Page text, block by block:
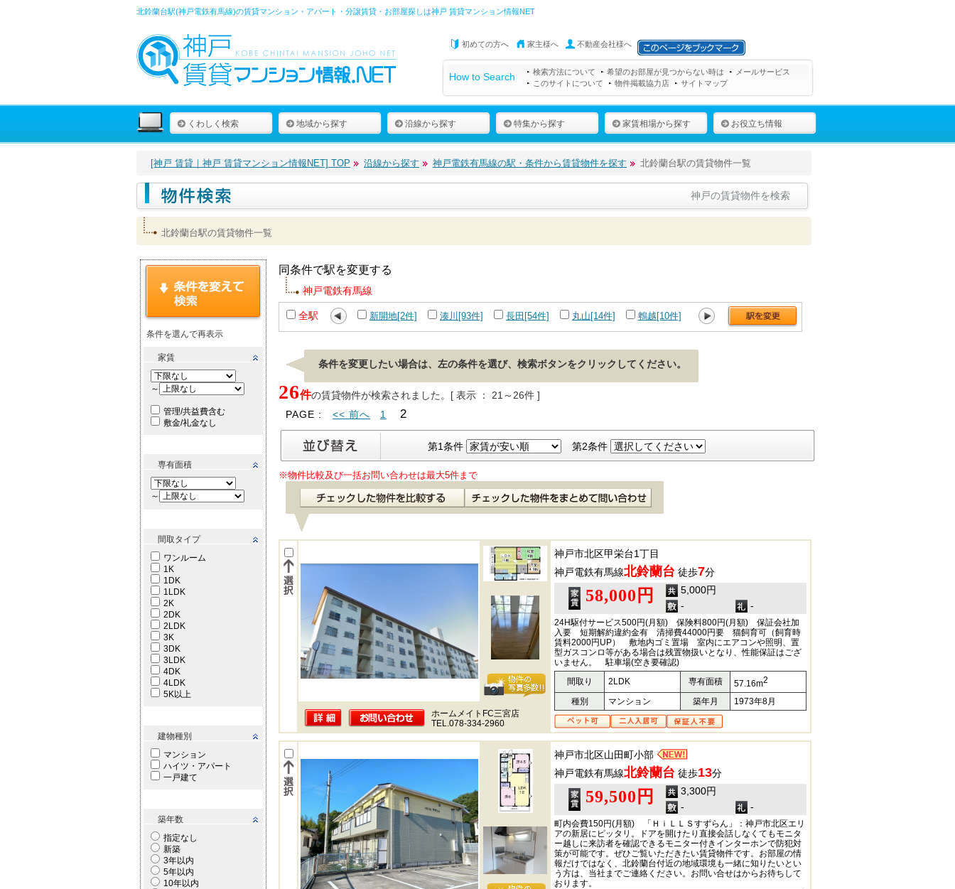
北鈴蘭台駅(神戸電鉄有馬線)の賃貸マンション・アパート・分譲賃貸・お部屋探しは神戸 賃貸マンション情報NET
初めての方へ 家主様へ 不動産会社様へ
How to Search 検索方法について 希望のお部屋が見つからない時は
メールサービス
このサイトについて
物件掲載協力店 サイトマップ
くわしく検索 地域から探す 沿線から探す 特集から探す 家賃相場から探す お役立ち情報
[神戸 賃貸｜神戸 賃貸マンション情報NET] TOP 沿線から探す 神戸電鉄有馬線の駅・条件から賃貸物件を探す 北鈴蘭台駅の賃貸物件一覧
神戸の賃貸物件を検索
北鈴蘭台駅の賃貸物件一覧
条件を選んで再表示
家賃
～
管理/共益費含む
敷金/礼金なし
専有面積
～
間取タイプ
ワンルーム
1K
1DK
1LDK
2K
2DK
2LDK
3K
3DK
3LDK
4DK
4LDK
5K以上
建物種別
マンション
ハイツ・アパート
一戸建て
築年数
指定なし
新築
3年以内
5年以内
10年以内
同条件で駅を変更する
神戸電鉄有馬線
全駅 新開地[2件] 湊川[93件] 長田[54件] 丸山[14件] 鵯越[10件] 鈴蘭台[53件] 北鈴蘭台[26件]
条件を変更したい場合は、左の条件を選び、検索ボタンをクリックしてください。
26件の賃貸物件が検索されました。[ 表示 ： 21～26件 ]
PAGE :
<< 前へ 1 2
第1条件 第2条件
※物件比較及び一括お問い合わせは最大5件まで
神戸市北区甲栄台1丁目
神戸電鉄有馬線北鈴蘭台 徒歩7分
58,000円
5,000円
-
-
24H駆付サービス500円(月額) 保険料800円(月額) 保証会社加
入要 短期解約違約金有 清掃費44000円要 猫飼育可（飼育時
賃料2000円UP） 敷地内ゴミ置場 室内にエアコンや照明、置
型ガスコンロ等がある場合は残置物扱いとなり、性能保証はござ
いません。 駐車場(空き要確認)
間取り
2LDK 専有面積 57.16m2
種別 マンション 築年月
1973年8月
ホームメイトFC三宮店
TEL.078-334-2960
神戸市北区山田町小部
神戸電鉄有馬線北鈴蘭台 徒歩13分
59,500円
3,300円
-
-
町内会費150円(月額) 「ＨｉＬＬＳすずらん」：神戸市北区エリ
アの新居にピッタリ。ドアを開けたり直接会話しなくてもモニタ
ー越しに来訪者を確認できるモニター付きインターホンで防犯対
策が可能です。ぜひご覧いただきたい賃貸物件です。お部屋の情
報だけではなく、北鈴蘭台付近の地域環境も一緒に知りたいとい
う方は、当社までご連絡ください。お問い合せはからお待ちして
おります。